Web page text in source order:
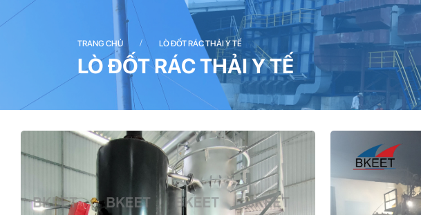
TRANG CHỦ / LÒ ĐỐT RÁC THẢI Y TẾ
LÒ ĐỐT RÁC THẢI Y TẾ